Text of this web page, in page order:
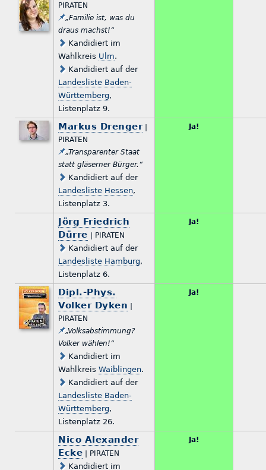
PIRATEN
„Familie ist, was du
draus machst!“
Kandidiert im
Wahlkreis Ulm.
Kandidiert auf der
Landesliste Baden-
Württemberg,
Listenplatz 9.
Markus Drenger|
PIRATEN
„Transparenter Staat
statt gläserner Bürger.“
Kandidiert auf der
Landesliste Hessen,
Listenplatz 3.
Ja!
Jörg Friedrich
Dürre | PIRATEN
Kandidiert auf der
Landesliste Hamburg,
Listenplatz 6.
Ja!
Dipl.-Phys.
Volker Dyken
PIRATEN
„Volksabstimmung?
Volker wählen!“
Kandidiert im
WahlkreisWaiblingen.
Kandidiert auf der
Landesliste Baden-
Württemberg,
Listenplatz 26.
Ja!
Nico Alexander
Ecke | PIRATEN
Kandidiert im
Ja!